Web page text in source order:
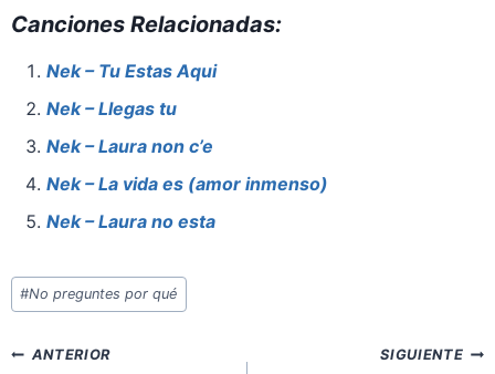
c
e
b
o
o
k
er
e
st
at
s
p
p
st
n
ai
Canciones Relacionadas:
Nek – Tu Estas Aqui
Nek – Llegas tu
Nek – Laura non c’e
Nek – La vida es (amor inmenso)
Nek – Laura no esta
Etiquetas
de
entrada:
#No preguntes por qué
Navegación
ANTERIOR SIGUIENTE